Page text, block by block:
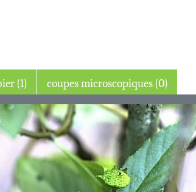
herbier (1) coupes microscopiques (0)